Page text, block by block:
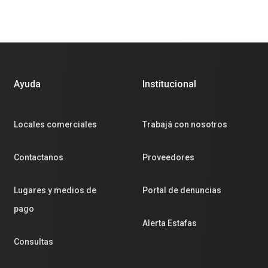
Ayuda
Locales comerciales
Contactanos
Lugares y medios de
pago
Consultas
Institucional
Trabajá con nosotros
Proveedores
Portal de denuncias
Alerta Estafas